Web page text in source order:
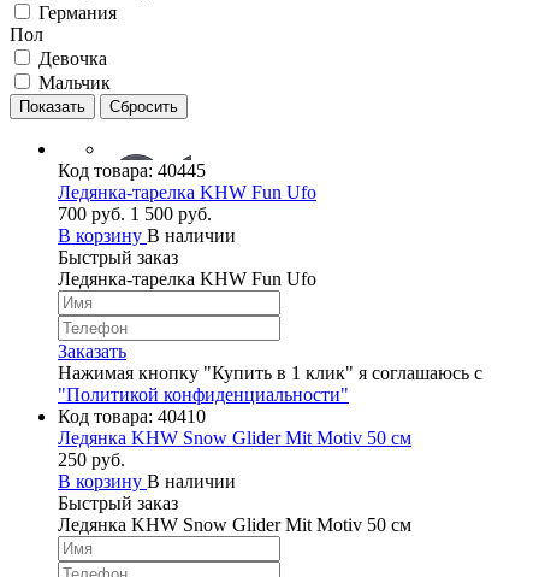
Германия
Пол
Девочка
Мальчик
Код товара: 40445
Ледянка-тарелка KHW Fun Ufo
700 руб. 1 500 руб.
В корзину В наличии
Быстрый заказ
Ледянка-тарелка KHW Fun Ufo
Заказать
Нажимая кнопку "Купить в 1 клик" я соглашаюсь с
"Политикой конфиденциальности"
Код товара: 40410
Ледянка KHW Snow Glider Mit Motiv 50 см
250 руб.
В корзину В наличии
Быстрый заказ
Ледянка KHW Snow Glider Mit Motiv 50 см